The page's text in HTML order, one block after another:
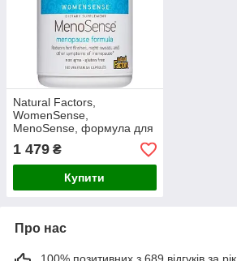
Natural Factors,
WomenSense,
MenoSense, формула для
підтримки організму під
час менопаузи, 180
вегетаріанських капсул
1 479 ₴
Купити
Про нас